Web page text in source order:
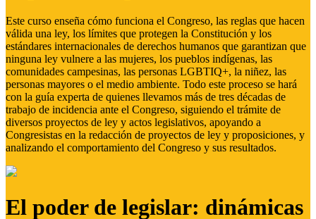
Este curso enseña cómo funciona el Congreso, las reglas que hacen
válida una ley, los límites que protegen la Constitución y los
estándares internacionales de derechos humanos que garantizan que
ninguna ley vulnere a las mujeres, los pueblos indígenas, las
comunidades campesinas, las personas LGBTIQ+, la niñez, las
personas mayores o el medio ambiente. Todo este proceso se hará
con la guía experta de quienes llevamos más de tres décadas de
trabajo de incidencia ante el Congreso, siguiendo el trámite de
diversos proyectos de ley y actos legislativos, apoyando a
Congresistas en la redacción de proyectos de ley y proposiciones, y
analizando el comportamiento del Congreso y sus resultados.
El poder de legislar: dinámicas